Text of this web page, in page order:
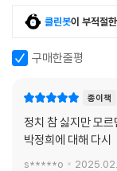
‘결과적으로’ 살아남
미했다. 그 모든 무모
‘상대가 강대한데도
여기에는 ‘상대가 강
도사리고 있다. 그런
아남아 역사에 길이
유신은 선언이 아니
다.”는 거창한 의식 같
만, 1868년 당시는 한
書三經) 중 《서경(書
제를 완전히 새롭게
이라고 한다. 막부를
현할까 고민하다가 《
클린봇이 부적절
구매한줄평
종이책
정치 참 싫지만 모
박정희에 대해 다시
s*****o